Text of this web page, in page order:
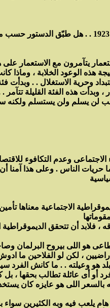
هذه الوعود الخلابة ، وماذا
الاستبداد وحرية الاستغلال .
هذه الفئة القليلة
لن يسلم ولن يستسلم
وعدم التكافوء
الناس . وعلى هذا آمنا
الاجتماعية معناها
، فلابد أن تتحقق
، لكن لو الفلاحين ما
أو أى عائلة تطالب بحقها ،
فيه وبه الكثيرين سواء